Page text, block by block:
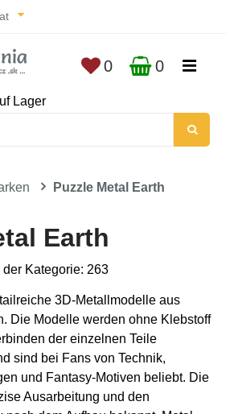
Lager
0 0
Puzzle Metal Earth
Earth
Kategorie: 263
3D-Metallmodelle aus
Die Modelle werden ohne Klebstoff
der einzelnen Teile
sind bei Fans von Technik,
und Fantasy-Motiven beliebt. Die
Ausarbeitung und den